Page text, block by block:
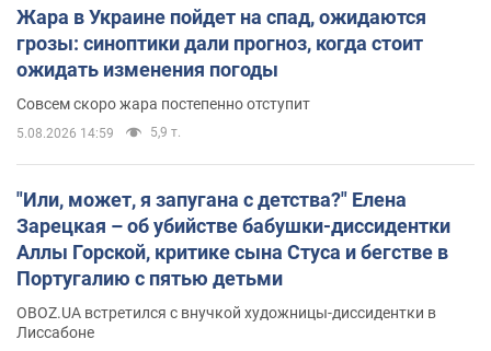
Жара в Украине пойдет на спад, ожидаются
грозы: синоптики дали прогноз, когда стоит
ожидать изменения погоды
Совсем скоро жара постепенно отступит
5.08.2026 14:59 5,9 т.
"Или, может, я запугана с детства?" Елена
Зарецкая – об убийстве бабушки-диссидентки
Аллы Горской, критике сына Стуса и бегстве в
Португалию с пятью детьми
OBOZ.UA встретился с внучкой художницы-диссидентки в
Лиссабоне